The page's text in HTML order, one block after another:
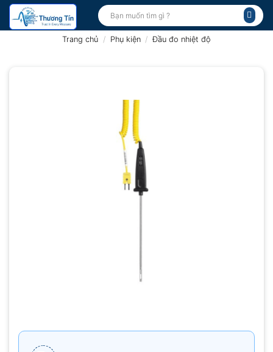
Bỏ
qua
Tìm
kiếm:
Trang chủ / Phụ kiện / Đầu đo nhiệt độ